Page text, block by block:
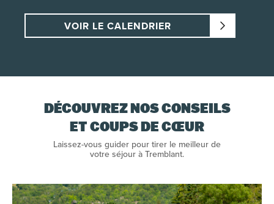
VOIR LE CALENDRIER
DÉCOUVREZ NOS CONSEILS
ET COUPS DE CŒUR
Laissez-vous guider pour tirer le meilleur de
votre séjour à Tremblant.